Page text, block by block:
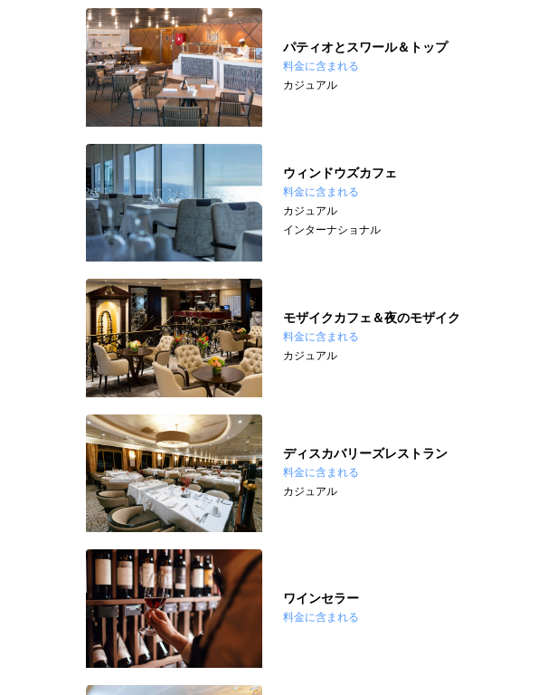
パティオとスワール＆トップ
料金に含まれる
カジュアル
ウィンドウズカフェ
料金に含まれる
カジュアル
インターナショナル
モザイクカフェ＆夜のモザイク
料金に含まれる
カジュアル
ディスカバリーズレストラン
料金に含まれる
カジュアル
ワインセラー
料金に含まれる